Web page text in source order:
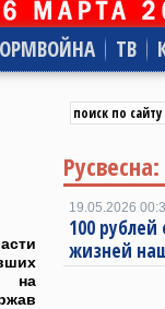
ТВ
на
19.05.2026
100 рублей
жизней